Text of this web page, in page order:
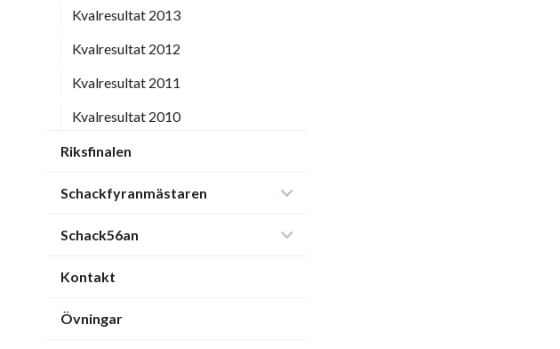
Kvalresultat 2013
Kvalresultat 2012
Kvalresultat 2011
Kvalresultat 2010
Riksfinalen
Schackfyranmästaren
Schack56an
Kontakt
Övningar